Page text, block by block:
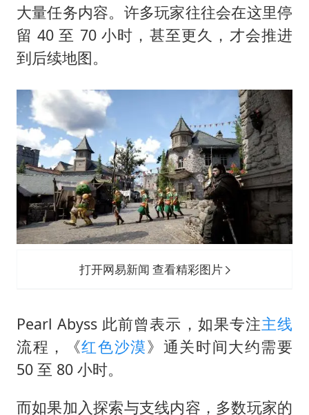
大量任务内容。许多玩家往往会在这里停
留 40 至 70 小时，甚至更久，才会推进
到后续地图。
打开网易新闻 查看精彩图片
Pearl Abyss 此前曾表示，如果专注主线
流程，《红色沙漠》通关时间大约需要
50 至 80 小时。
而如果加入探索与支线内容，多数玩家的